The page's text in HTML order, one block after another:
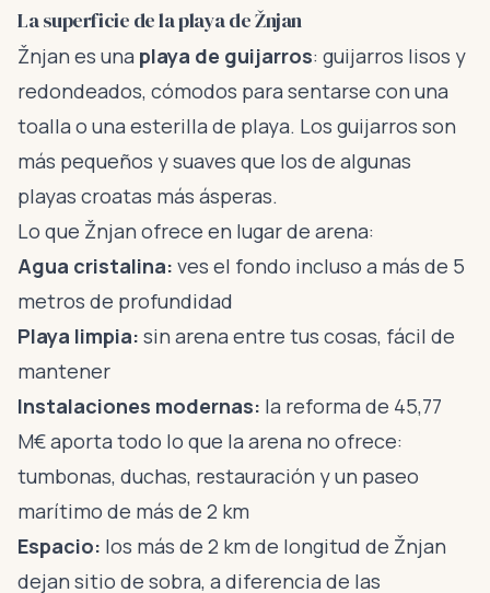
La superficie de la playa de Žnjan
Žnjan es una playa de guijarros: guijarros lisos y
redondeados, cómodos para sentarse con una
toalla o una esterilla de playa. Los guijarros son
más pequeños y suaves que los de algunas
playas croatas más ásperas.
Lo que Žnjan ofrece en lugar de arena:
Agua cristalina: ves el fondo incluso a más de 5
metros de profundidad
Playa limpia: sin arena entre tus cosas, fácil de
mantener
Instalaciones modernas: la reforma de 45,77
M€ aporta todo lo que la arena no ofrece:
tumbonas, duchas, restauración y un paseo
marítimo de más de 2 km
Espacio: los más de 2 km de longitud de Žnjan
dejan sitio de sobra, a diferencia de las